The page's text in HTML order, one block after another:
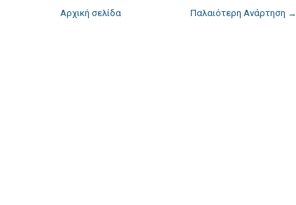
Παλαιότερη Ανάρτηση →
Αρχική σελίδα